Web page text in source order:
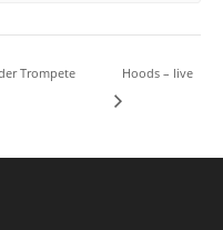
Trompete
Hoods – live